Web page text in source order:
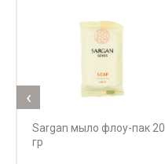
Sargan мыло флоу-пак 20
гр
‹